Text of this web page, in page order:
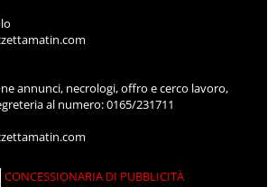
annunci, necrologi, offro e cerco lavoro,
al numero: 0165/231711
CONCESSIONARIA DI PUBBLICITÀ